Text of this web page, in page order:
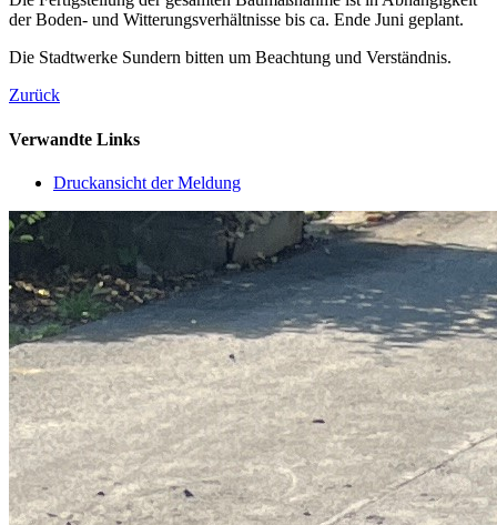
der Boden- und Witterungsverhältnisse bis ca. Ende Juni geplant.
Die Stadtwerke Sundern bitten um Beachtung und Verständnis.
Zurück
Verwandte Links
Druckansicht der Meldung